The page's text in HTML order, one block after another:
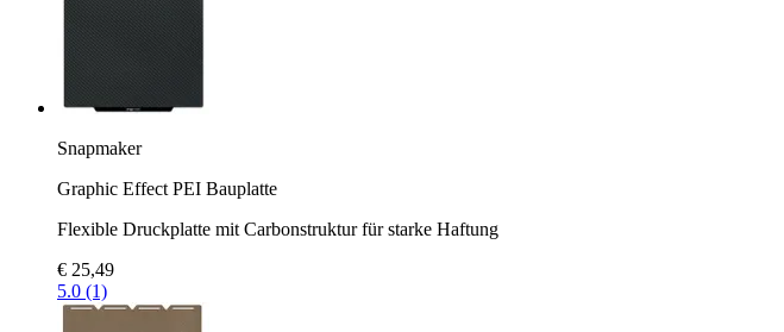
Snapmaker
Graphic Effect PEI Bauplatte
Flexible Druckplatte mit Carbonstruktur für starke Haftung
€ 25,49
5.0 (1)